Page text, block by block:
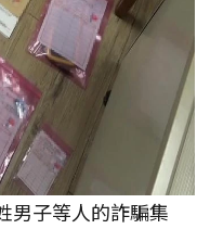
男子等人的詐騙集